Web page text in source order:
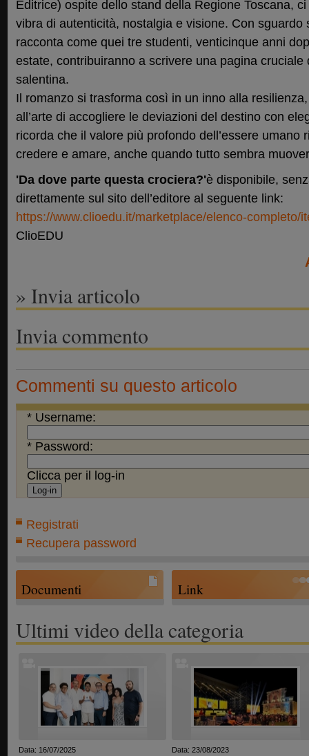
Editrice) ospite dello stand della Regione Toscana,
vibra di autenticità, nostalgia e visione. Con sguardo
racconta come quei tre studenti, venticinque anni
estate, contribuiranno a scrivere una pagina
salentina.
Il romanzo si trasforma così in un inno alla
all’arte di accogliere le deviazioni del destino con
ricorda che il valore più profondo dell’essere umano
credere e amare, anche quando tutto sembra
'Da dove parte questa crociera?'è disponibile,
direttamente sul sito dell’editore al seguente link:
https://www.clioedu.it/marketplace/elenco-completo/
ClioEDU
» Invia articolo
Invia commento
Commenti su questo articolo
* Username:
* Password:
Clicca per il log-in
Registrati
Recupera password
Documenti Link
Ultimi video della categoria
Data: 16/07/2025
Data: 23/08/2023